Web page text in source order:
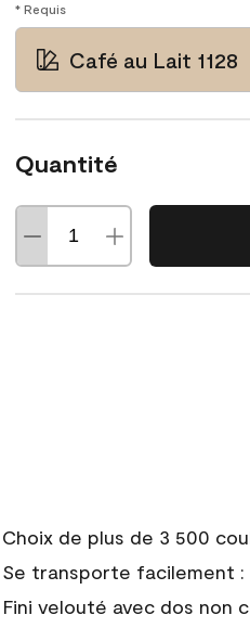
* Requis
Café au Lait 1128
Quantité
Choix de plus de 3 500
Se transporte facilement :
Fini velouté avec dos non